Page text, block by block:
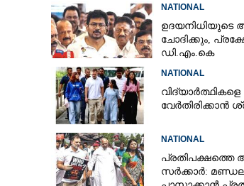
NATIONAL
ഉദയനിധിയുടെ
ചോദിക്കും,​
ഡി.എം.കെ
NATIONAL
വിദ്യാർത്ഥികളെ
വേർതിരിക്കാൻ
NATIONAL
പ്രതിപക്ഷത്തെ
സർക്കാർ: